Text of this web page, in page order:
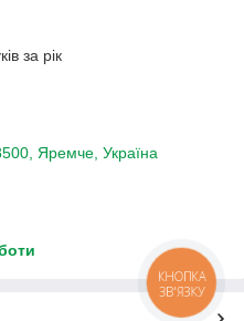
за рік
Яремче, Україна
КНОПКА
ЗВ'ЯЗКУ